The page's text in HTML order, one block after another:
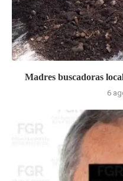
Madres buscadoras
6